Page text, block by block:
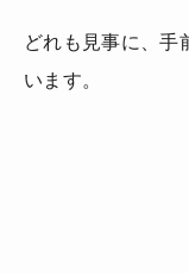
どれも見事に、手
います。